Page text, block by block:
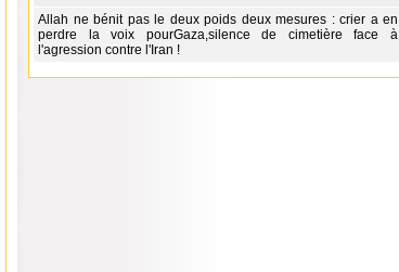
Allah ne bénit pas le deux poids deux mesures : crier a en
perdre la voix pourGaza,silence de cimetière face à
l'agression contre l'Iran !